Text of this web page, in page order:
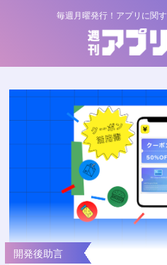
毎週月曜発行！アプリに関
開発後助言